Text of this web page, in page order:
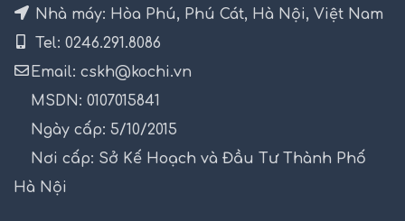
Nhà máy: Hòa Phú, Phú Cát, Hà Nội, Việt Nam
Tel: 0246.291.8086
Email: cskh@kochi.vn
MSDN: 0107015841
Ngày cấp: 5/10/2015
Nơi cấp: Sở Kế Hoạch và Đầu Tư Thành Phố
Hà Nội